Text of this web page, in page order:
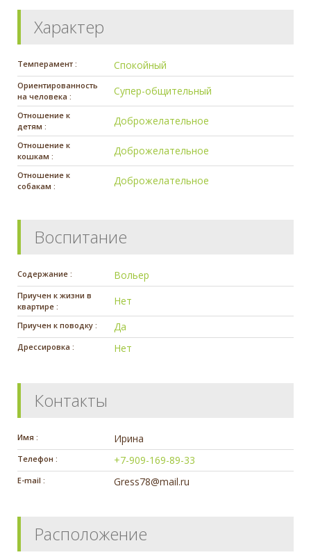
Характер
Темперамент : Спокойный
Ориентированность
на человека :
Супер-общительный
Отношение к
детям :
Доброжелательное
Отношение к
кошкам :
Доброжелательное
Отношение к
собакам :
Доброжелательное
Воспитание
Содержание : Вольер
Приучен к жизни в
квартире :
Нет
Приучен к поводку : Да
Дрессировка : Нет
Контакты
Имя : Ирина
Телефон : +7-909-169-89-33
E-mail : Gress78@mail.ru
Расположение